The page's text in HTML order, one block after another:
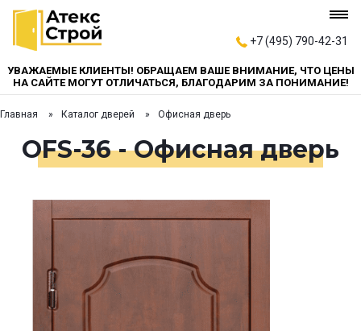
+7 (495) 790-42-31
УВАЖАЕМЫЕ КЛИЕНТЫ! ОБРАЩАЕМ ВАШЕ ВНИМАНИЕ, ЧТО ЦЕНЫ
НА САЙТЕ МОГУТ ОТЛИЧАТЬСЯ, БЛАГОДАРИМ ЗА ПОНИМАНИЕ!
Главная Каталог дверей Офисная дверь
OFS-36 - Офисная дверь